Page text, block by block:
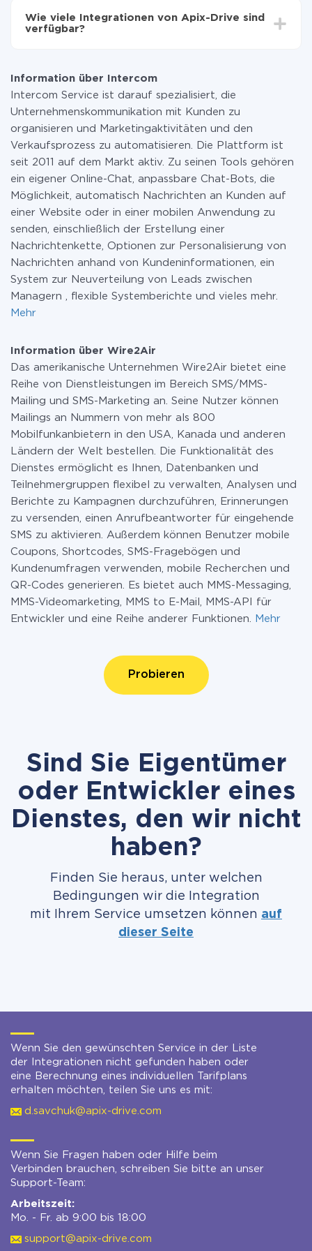
zahlen nur für die Datenmenge, die über unseren
Service von einem System auf ein anderes übertragen
Weitere Informationen zuTarifen
Wie viele Integrationen von Apix-Drive sind
verfügbar?
Information über Intercom
Intercom Service ist darauf spezialisiert, die
Unternehmenskommunikation mit Kunden zu
organisieren und Marketingaktivitäten und den
Verkaufsprozess zu automatisieren. Die Plattform ist
seit 2011 auf dem Markt aktiv. Zu seinen Tools gehören
ein eigener Online-Chat, anpassbare Chat-Bots, die
Möglichkeit, automatisch Nachrichten an Kunden auf
einer Website oder in einer mobilen Anwendung zu
senden, einschließlich der Erstellung einer
Nachrichtenkette, Optionen zur Personalisierung von
Nachrichten anhand von Kundeninformationen, ein
System zur Neuverteilung von Leads zwischen
Managern , flexible Systemberichte und vieles mehr.
Mehr
Information über Wire2Air
Das amerikanische Unternehmen Wire2Air bietet eine
Reihe von Dienstleistungen im Bereich SMS/MMS-
Mailing und SMS-Marketing an. Seine Nutzer können
Mailings an Nummern von mehr als 800
Mobilfunkanbietern in den USA, Kanada und anderen
Ländern der Welt bestellen. Die Funktionalität des
Dienstes ermöglicht es Ihnen, Datenbanken und
Teilnehmergruppen flexibel zu verwalten, Analysen und
Berichte zu Kampagnen durchzuführen, Erinnerungen
zu versenden, einen Anrufbeantworter für eingehende
SMS zu aktivieren. Außerdem können Benutzer mobile
Coupons, Shortcodes, SMS-Fragebögen und
Kundenumfragen verwenden, mobile Recherchen und
QR-Codes generieren. Es bietet auch MMS-Messaging,
MMS-Videomarketing, MMS to E-Mail, MMS-API für
Entwickler und eine Reihe anderer Funktionen.
Mehr
Probieren
Sind Sie Eigentümer
oder Entwickler eines
Dienstes, den wir nicht
haben?
Finden Sie heraus, unter welchen
Bedingungen wir die Integration
mit Ihrem Service umsetzen können auf
dieser Seite
Wenn Sie den gewünschten Service in der Liste
der Integrationen nicht gefunden haben oder
eine Berechnung eines individuellen Tarifplans
erhalten möchten, teilen Sie uns es mit:
d.savchuk@apix-drive.com
Wenn Sie Fragen haben oder Hilfe beim
Verbinden brauchen, schreiben Sie bitte an unser
Support-Team:
Arbeitszeit:
Mo. - Fr. ab 9:00 bis 18:00
support@apix-drive.com